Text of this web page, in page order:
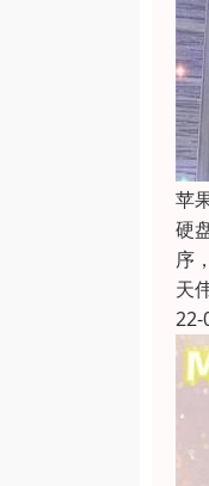
苹
硬
序
天
22-